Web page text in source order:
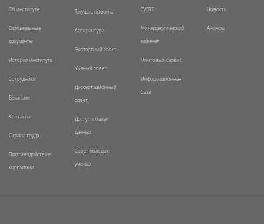
Об институте
Официальные
документы
История института
Сотрудники
Вакансии
Контакты
Охрана труда
Противодействие
коррупции
Текущие проекты
Аспирантура
Экспертный совет
Ученый совет
Диссертационный
совет
Доступ к базам
данных
Совет молодых
ученых
SVERT
Минералогический
кабинет
Почтовый сервис
Информационная
база
Новости
Анонсы